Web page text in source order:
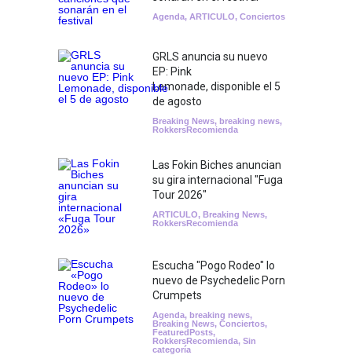
Agenda, ARTICULO, Conciertos
GRLS anuncia su nuevo
EP: Pink
Lemonade, disponible el 5
de agosto
Breaking News, breaking news,
RokkersRecomienda
Las Fokin Biches anuncian
su gira internacional "Fuga
Tour 2026"
ARTICULO, Breaking News,
RokkersRecomienda
Escucha "Pogo Rodeo" lo
nuevo de Psychedelic Porn
Crumpets
Agenda, breaking news,
Breaking News, Conciertos,
FeaturedPosts,
RokkersRecomienda, Sin
categoría